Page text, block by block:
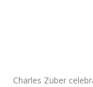
Charles Zuber